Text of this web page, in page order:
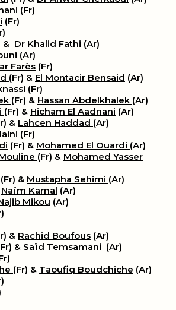
(Fr)
(Fr)
& Dr Khalid Fathi (Ar)
(Ar)
Farès (Fr)
(Fr) & El Montacir Bensaid (Ar)
(Fr)
(Fr) & Hassan Abdelkhalek (Ar)
(Fr) & Hicham El Aadnani (Ar)
& Lahcen Haddad (Ar)
(Fr)
(Fr) & Mohamed El Ouardi (Ar)
(Fr) & Mohamed Yasser
(Fr) & Mustapha Sehimi (Ar)
Naïm Kamal (Ar)
Mikou (Ar)
& Rachid Boufous (Ar)
& Saïd Temsamani (Ar)
(Fr) & Taoufiq Boudchiche (Ar)